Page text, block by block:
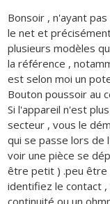
Bonsoir , n'ayant
le net et
plusieurs modèles
la référence ,
est selon moi un
Bouton poussoir au
Si l'appareil n'est
secteur , vous le
qui se passe lors de
voir une pièce se
être petit ) .peu être
identifiez le contact
continuité ou un